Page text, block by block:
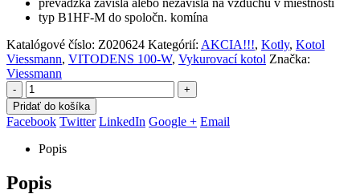
typ B1HF-M do spoločn. komína
Katalógové číslo: Z020624 Kategórií: AKCIA!!!, Kotly, Kotol
Viessmann, VITODENS 100-W, Vykurovací kotol Značka:
Viessmann
-
+
Pridať do košíka
Facebook Twitter LinkedIn Google + Email
Popis
Popis